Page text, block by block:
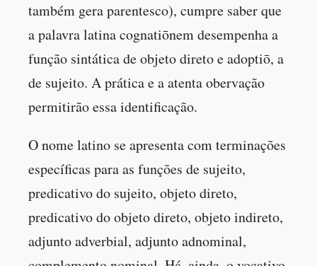
também gera parentesco), cumpre saber que
a palavra latina cognatiōnem desempenha a
função sintática de objeto direto e adoptiō, a
de sujeito. A prática e a atenta obervação
permitirão essa identificação.
O nome latino se apresenta com terminações
específicas para as funções de sujeito,
predicativo do sujeito, objeto direto,
predicativo do objeto direto, objeto indireto,
adjunto adverbial, adjunto adnominal,